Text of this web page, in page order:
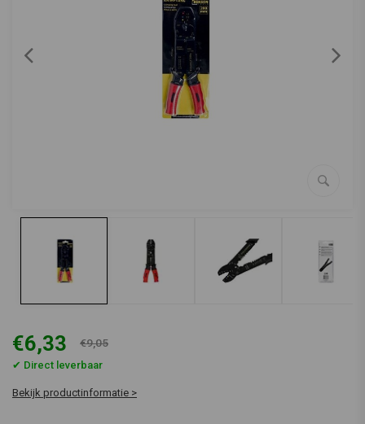
€6,33 €9,05
✔ Direct leverbaar
Bekijk productinformatie >